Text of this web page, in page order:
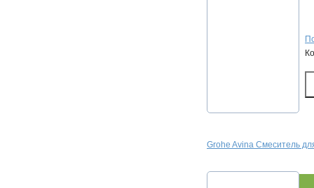
Grohe Avina Смеситель